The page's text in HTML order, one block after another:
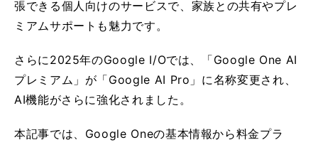
張できる個人向けのサービスで、家族との共有やプレ
ミアムサポートも魅力です。
さらに2025年のGoogle I/Oでは、「Google One AI
プレミアム」が「Google AI Pro」に名称変更され、
AI機能がさらに強化されました。
本記事では、Google Oneの基本情報から料金プラ